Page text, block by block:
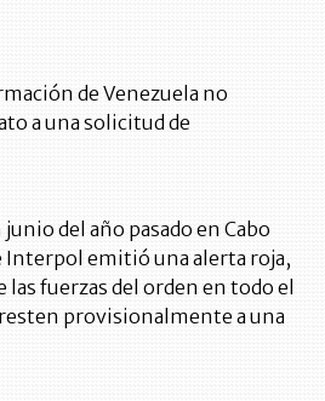
de Venezuela no
a una solicitud de
del año pasado en Cabo
Interpol emitió una alerta roja,
fuerzas del orden en todo el
provisionalmente a una